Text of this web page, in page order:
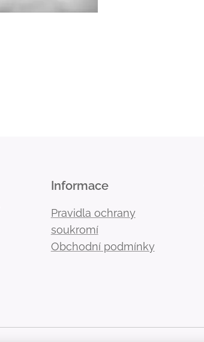
Informace
Pravidla ochrany
soukromí
Obchodní podmínky